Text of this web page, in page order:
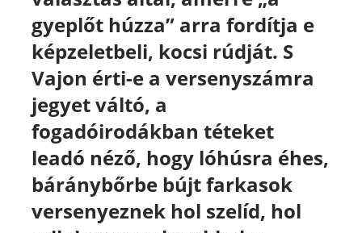
gyeplőt húzza” arra fordítja e
képzeletbeli, kocsi rúdját. S
Vajon érti-e a versenyszámra
jegyet váltó, a
fogadóirodákban téteket
leadó néző, hogy lóhúsra éhes,
báránybőrbe bújt farkasok
versenyeznek hol szelíd, hol